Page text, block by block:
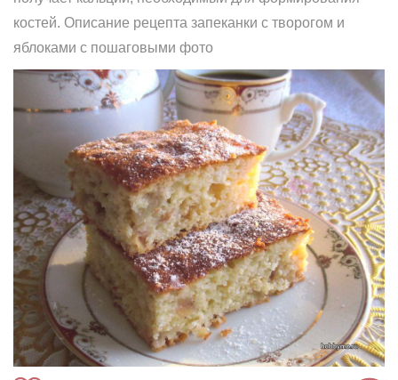
костей. Описание рецепта запеканки с творогом и
яблоками с пошаговыми фото